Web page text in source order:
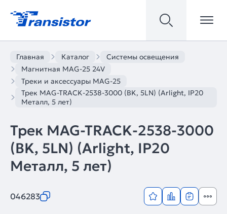
Главная Каталог
Системы освещения
Магнитная MAG-25 24V
Треки и аксессуары MAG-25
Трек MAG-TRACK-2538-3000 (BK, 5LN) (Arlight, IP20
Металл, 5 лет)
Трек MAG-TRACK-2538-3000
(BK, 5LN) (Arlight, IP20
Металл, 5 лет)
046283